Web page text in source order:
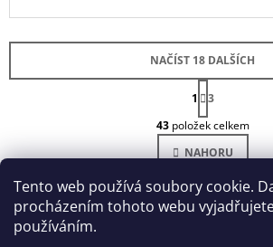
Tento web používá soubory cookie.
procházením tohoto webu
používáním.
O
V
L
Á
D
A
C
NAČÍST 18 DALŠÍCH
S
T
R
Á
N
K
V
Á
N
1
3
43položek celkem
NAHORU